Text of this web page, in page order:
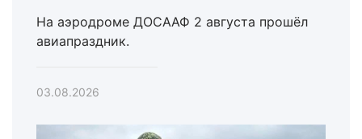
На аэродроме ДОСААФ 2 августа прошёл
авиапраздник.
03.08.2026